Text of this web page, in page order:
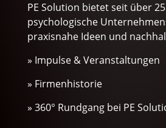
PE Solution bietet seit über
psychologische
praxisnahe Ideen und
» Impulse & Veranstaltungen
» Firmenhistorie
» 360° Rundgang bei PE